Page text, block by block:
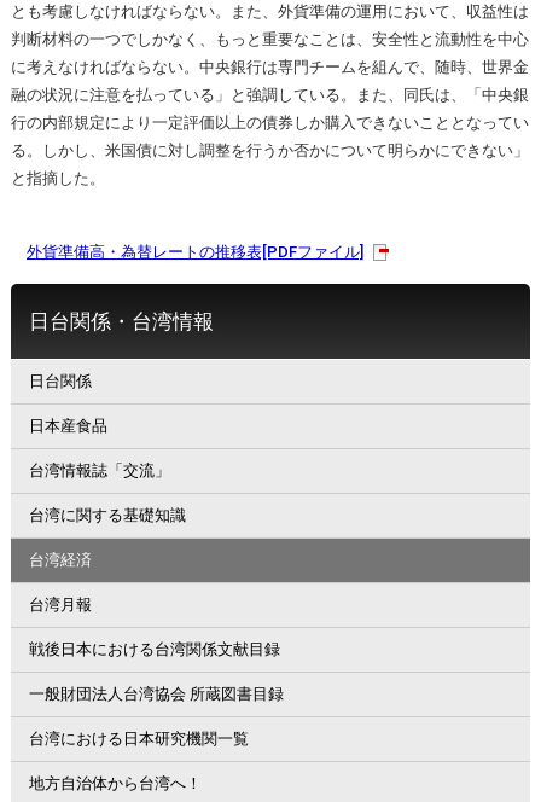
とも考慮しなければならない。また、外貨準備の運用において、収益性は
判断材料の一つでしかなく、もっと重要なことは、安全性と流動性を中心
に考えなければならない。中央銀行は専門チームを組んで、随時、世界金
融の状況に注意を払っている」と強調している。また、同氏は、「中央銀
行の内部規定により一定評価以上の債券しか購入できないこととなってい
る。しかし、米国債に対し調整を行うか否かについて明らかにできない」
と指摘した。
外貨準備高・為替レートの推移表[PDFファイル]
日台関係・台湾情報
日台関係
日本産食品
台湾情報誌「交流」
台湾に関する基礎知識
台湾経済
台湾月報
戦後日本における台湾関係文献目録
一般財団法人台湾協会 所蔵図書目録
台湾における日本研究機関一覧
地方自治体から台湾へ！